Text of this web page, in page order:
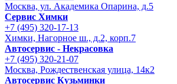
Москва, ул. Академика Опарина, д.5
Сервис Химки
+7 (495) 320-17-13
Химки, Нагорное ш., д.2, корп.7
Автосервис - Некрасовка
+7 (495) 320-21-07
Москва, Рождественская улица, 14к2
Автосервис Кузьминки